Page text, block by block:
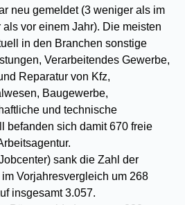
neu gemeldet (3 weniger als im
vor einem Jahr). Die meisten
in den Branchen sonstige
Verarbeitendes Gewerbe,
Reparatur von Kfz,
Baugewerbe,
und technische
befanden sich damit 670 freie
sank die Zahl der
Vorjahresvergleich um 268
insgesamt 3.057.